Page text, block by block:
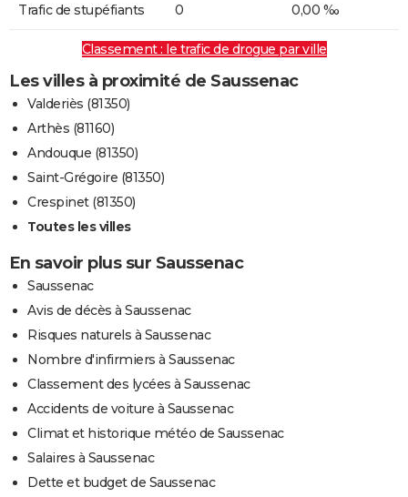
Trafic de stupéfiants 0 0,00 ‰
Classement : le trafic de drogue par ville
Les villes à proximité de Saussenac
Valderiès (81350)
Arthès (81160)
Andouque (81350)
Saint-Grégoire (81350)
Crespinet (81350)
Toutes les villes
En savoir plus sur Saussenac
Saussenac
Avis de décès à Saussenac
Risques naturels à Saussenac
Nombre d'infirmiers à Saussenac
Classement des lycées à Saussenac
Accidents de voiture à Saussenac
Climat et historique météo de Saussenac
Salaires à Saussenac
Dette et budget de Saussenac